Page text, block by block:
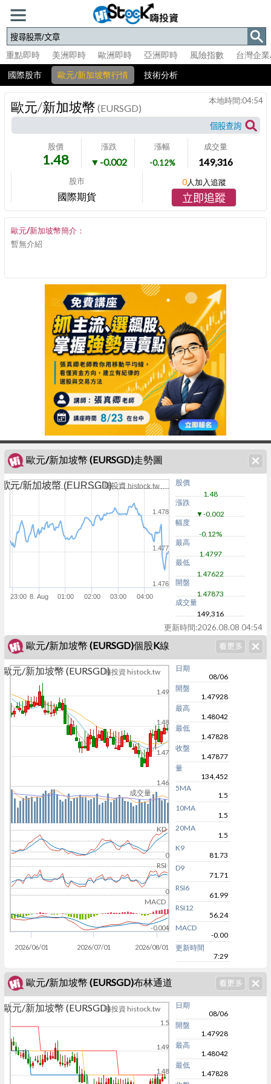
重點即時 美洲即時 歐洲即時 亞洲即時 風險指數
台灣企
國際股市
歐元/新加坡幣行情 技術分析
歐元/新加坡幣 (EURSGD)
股價
1.48
漲跌
▼-0.002
漲幅
-0.12%
成交量
149,316
股市
國際期貨
本地時間:04:54
0人加入追蹤
立即追蹤
歐元/新加坡幣簡介：
暫無介紹
歐元/新加坡幣 (EURSGD)走勢圖
歐元/新加坡幣 (EURSGD)嗨投資 histock.tw
23:00 8. Aug 01:00 02:00 03:00 04:00
1.476
1.477
1.478
股價
1.48
漲跌
▼-0.002
幅度
-0.12%
最高
1.4797
最低
1.47622
開盤
1.47873
成交量
149,316
更新時間:2026.08.08 04:54
歐元/新加坡幣 (EURSGD)個股K線
成交量
KD
RSI
MACD
歐元/新加坡幣 (EURSGD)嗨投資 histock.tw
2026/06/01 2026/07/01 2026/08/01
1.46
1.47
1.48
1.49
0
0
-0.004
日期
08/06
開盤
1.47928
最高
1.48042
最低
1.47828
收盤
1.47877
量
134,452
5MA
1.5
10MA
1.5
20MA
1.5
K9
81.73
D9
71.71
RSI6
61.99
RSI12
56.24
MACD
-0.00
更新時間
7:29
歐元/新加坡幣 (EURSGD)布林通道
歐元/新加坡幣 (EURSGD)嗨投資 histock.tw
1.48
1.49
1.5
日期
08/06
開盤
1.47928
最高
1.48042
最低
1.47828